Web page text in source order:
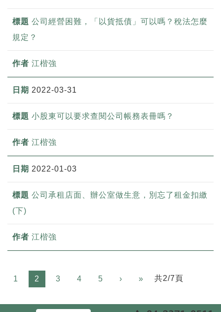
公司經營困難，「以貨抵債」可以嗎？稅法怎麼
規定？
江楷強
2022-03-31
小股東可以要求查閱公司帳務表冊嗎？
江楷強
2022-01-03
公司承租店面、辦公室做生意，別忘了租金扣繳
(下)
江楷強
1 2 3 4 5 › » Next共2/7頁